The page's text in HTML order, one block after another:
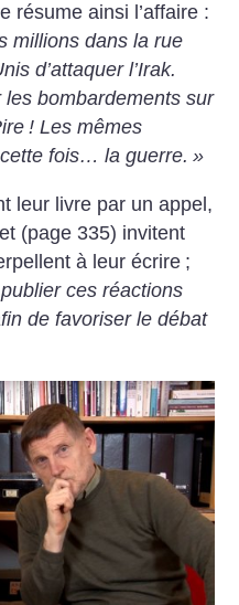
résume ainsi l’affaire :
millions dans la rue
d’attaquer l’Irak.
bombardements sur
! Les mêmes
fois… la guerre. »
leur livre par un appel,
et (page 335) invitent
à leur écrire ;
ces réactions
de favoriser le débat